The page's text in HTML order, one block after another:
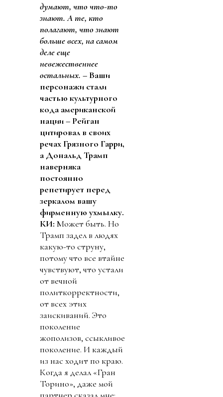
думают, что что-то
знают.А те, кто
полагают, что знают
больше всех, на самом
деле еще
невежественнее
остальных. – Ваши
персонажи стали
частью культурного
кода американской
нации – Рейган
цитировал в своих
речах Грязного Гарри,
а Дональд Трамп
наверняка
постоянно
репетирует перед
зеркалом вашу
фирменную ухмылку.
КИ: Может быть. Но
Трамп задел в людях
какую-то струну,
потому что все втайне
чувствуют, что устали
от вечной
политкорректности,
от всех этих
заискиваний. Это
поколение
жополизов, ссыкливое
поколение. И каждый
из нас ходит по краю.
Когда я делал «Гран
Торино», даже мой